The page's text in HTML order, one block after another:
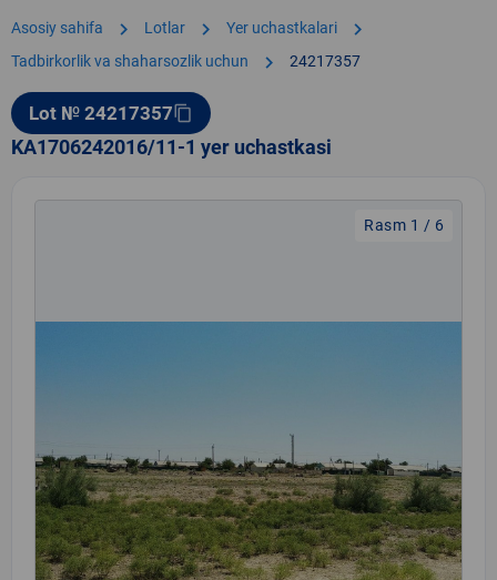
Asosiy sahifa chevron_right Lotlar chevron_right Yer uchastkalari chevron_right
Tadbirkorlik va shaharsozlik uchun chevron_right 24217357
Lot № 24217357content_copy
KA1706242016/11-1 yer uchastkasi
Rasm 1 / 6